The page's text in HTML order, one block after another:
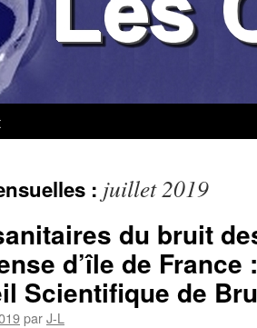
: juillet 2019
du bruit
d’île de
Scientifique de
parJ-L